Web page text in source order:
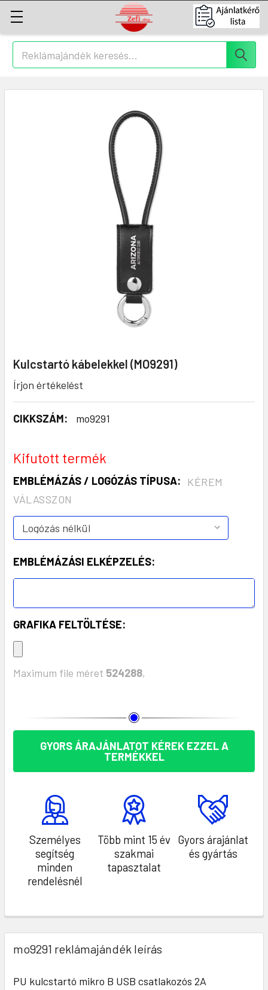
Keresés
Kulcstartó kábelekkel (MO9291)
Írjon értékelést
CIKKSZÁM: mo9291
Kifutott termék
EMBLÉMÁZÁS / LOGÓZÁS TÍPUSA:
KÉREM
VÁLASSZON
EMBLÉMÁZÁSI ELKÉPZELÉS:
GRAFIKA FELTÖLTÉSE:
Maximum file méret 524288,
GYORS ÁRAJÁNLATOT KÉREK EZZEL A
TERMÉKKEL
Személyes
segítség
minden
rendelésnél
Több mint 15 év
szakmai
tapasztalat
Gyors árajánlat
és gyártás
mo9291 reklámajándék leírás
PU kulcstartó mikro B USB csatlakozós 2A